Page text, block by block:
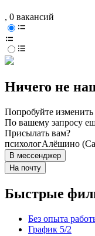
, 0 вакансий
Ничего не
Попробуйте
По вашему запросу
Присылать вам?
психологАлёшино
В мессенджер
На почту
Быстрые
Без опыта
График 5/2